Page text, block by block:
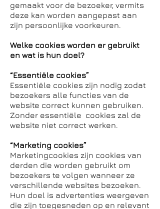
gemaakt voor de bezoeker, vermits
deze kan worden aangepast aan
zijn persoonlijke voorkeuren.
Welke cookies worden er gebruikt
en wat is hun doel?
“Essentiële cookies”
Essentiële cookies zijn nodig zodat
bezoekers alle functies van de
website correct kunnen gebruiken.
Zonder essentiële cookies zal de
website niet correct werken.
“Marketing cookies”
Marketingcookies zijn cookies van
derden die worden gebruikt om
bezoekers te volgen wanneer ze
verschillende websites bezoeken.
Hun doel is advertenties weergeven
die zijn toegesneden op en relevant